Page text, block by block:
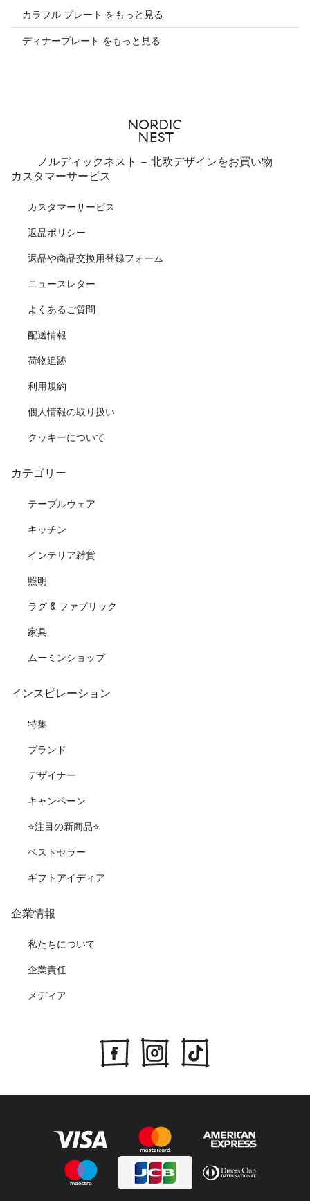
カラフル プレート をもっと見る
ディナープレート をもっと見る
ノルディックネスト - 北欧デザインをお買い物
カスタマーサービス
カスタマーサービス
返品ポリシー
返品や商品交換用登録フォーム
ニュースレター
よくあるご質問
配送情報
荷物追跡
利用規約
個人情報の取り扱い
クッキーについて
カテゴリー
テーブルウェア
キッチン
インテリア雑貨
照明
ラグ & ファブリック
家具
ムーミンショップ
インスピレーション
特集
ブランド
デザイナー
キャンペーン
⭐️注目の新商品⭐️
ベストセラー
ギフトアイディア
企業情報
私たちについて
企業責任
メディア